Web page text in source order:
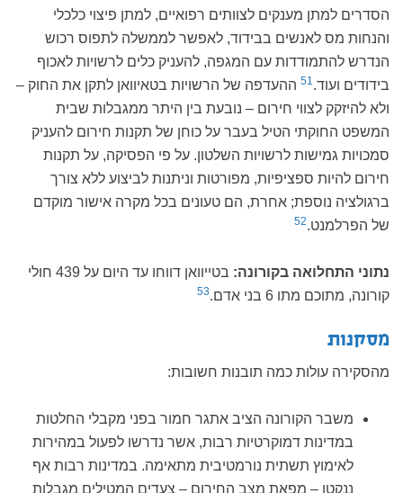
הסדרים למתן מענקים לצוותים רפואיים, למתן פיצוי כלכלי
והנחות מס לאנשים בבידוד, לאפשר לממשלה לתפוס רכוש
הנדרש להתמודדות עם המגפה, להעניק כלים לרשויות לאכוף
בידודים ועוד. 51 ההעדפה של הרשויות בטאיוואן לתקן את החוק –
ולא להיזקק לצווי חירום – נובעת בין היתר ממגבלות שבית
המשפט החוקתי הטיל בעבר על כוחן של תקנות חירום להעניק
סמכויות גמישות לרשויות השלטון. על פי הפסיקה, על תקנות
חירום להיות ספציפיות, מפורטות וניתנות לביצוע ללא צורך
ברגולציה נוספת; אחרת, הם טעונים בכל מקרה אישור מוקדם
של הפרלמנט.52
נתוני התחלואה בקורונה:
בטייוואן דווחו עד היום על 439 חולי
קורונה, מתוכם מתו 6 בני אדם.
53
מסקנות
מהסקירה עולות כמה תובנות חשובות:
משבר הקורונה הציב אתגר חמור בפני מקבלי החלטות
במדינות דמוקרטיות רבות, אשר נדרשו לפעול במהירות
לאימוץ תשתית נורמטיבית מתאימה. במדינות רבות אף
ננקטו – מפאת מצב החירום – צעדים המטילים מגבלות